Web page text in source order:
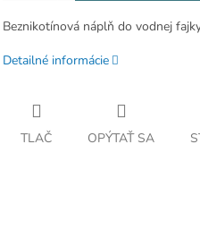
Beznikotínová náplň do vodnej
Detailné informácie
TLAČ OPÝTAŤ SA